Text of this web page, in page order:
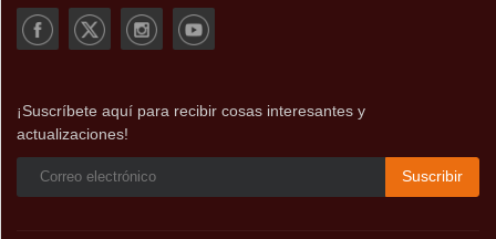
¡Suscríbete aquí para recibir cosas interesantes y
actualizaciones!
Suscribir